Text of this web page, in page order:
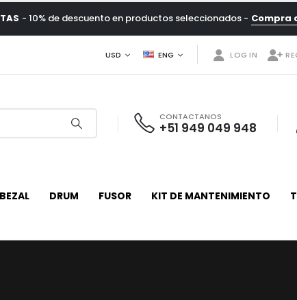
- 10% de descuento en productos seleccionados - Compra
USD ENG LOG IN
CONTACTANOS
+51 949 049 948
DRUM FUSOR KIT DE MANTENIMIENTO